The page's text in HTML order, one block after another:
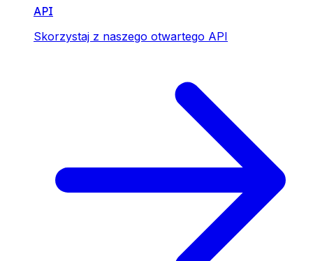
API
Skorzystaj z naszego otwartego API